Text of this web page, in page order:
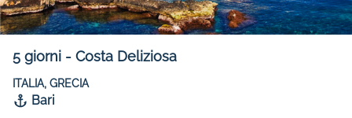
5 giorni - Costa Deliziosa
ITALIA, GRECIA
Bari